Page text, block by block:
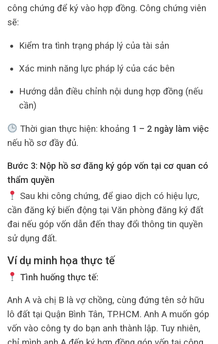
công chứng để ký vào hợp đồng. Công chứng viên
sẽ:
Kiểm tra tình trạng pháp lý của tài sản
Xác minh năng lực pháp lý của các bên
Hướng dẫn điều chỉnh nội dung hợp đồng (nếu
cần)
Thời gian thực hiện: khoảng 1 – 2 ngày làm việc
nếu hồ sơ đầy đủ.
Bước 3: Nộp hồ sơ đăng ký góp vốn tại cơ quan có
thẩm quyền
Sau khi công chứng, để giao dịch có hiệu lực,
cần đăng ký biến động tại Văn phòng đăng ký đất
đai nếu góp vốn dẫn đến thay đổi thông tin quyền
sử dụng đất.
Ví dụ minh họa thực tế
Tình huống thực tế:
Anh A và chị B là vợ chồng, cùng đứng tên sở hữu
lô đất tại Quận Bình Tân, TP.HCM. Anh A muốn góp
vốn vào công ty do bạn anh thành lập. Tuy nhiên,